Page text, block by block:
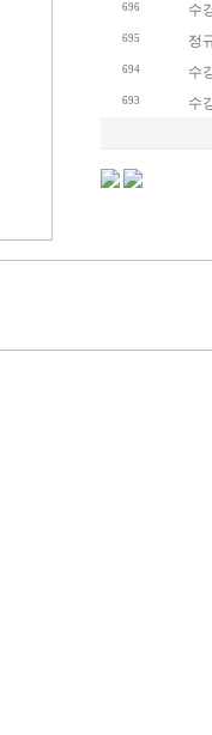
696 수
695 정
694 수
693 수